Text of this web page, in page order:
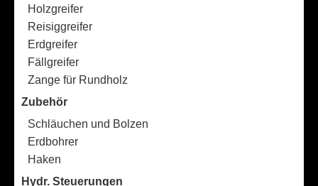
Holzgreifer
Reisiggreifer
Erdgreifer
Fällgreifer
Zange für Rundholz
Zubehör
Schläuchen und Bolzen
Erdbohrer
Haken
Hydr. Steuerungen